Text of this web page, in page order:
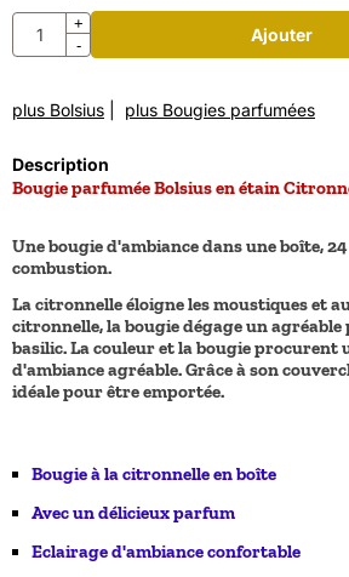
Quantité+
-
Ajouter
plus Bolsius plus Bougies parfumées
Description
Bougie parfumée Bolsius en étain
Une bougie d'ambiance dans une boîte,
combustion.
La citronnelle éloigne les moustiques et
citronnelle, la bougie dégage un agréable
basilic. La couleur et la bougie procurent
d'ambiance agréable. Grâce à son
idéale pour être emportée.
Bougie à la citronnelle en boîte
Avec un délicieux parfum
Eclairage d'ambiance confortable